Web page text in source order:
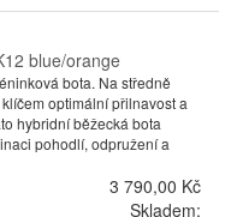
blue/orange
bota. Na středně
optimální přilnavost a
hybridní běžecká bota
pohodlí, odpružení a
3 790,00 Kč
Skladem: